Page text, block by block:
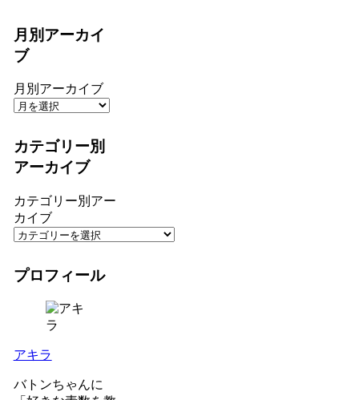
月別アーカイ
ブ
月別アーカイブ
カテゴリー別
アーカイブ
カテゴリー別アー
カイブ
プロフィール
アキラ
バトンちゃんに